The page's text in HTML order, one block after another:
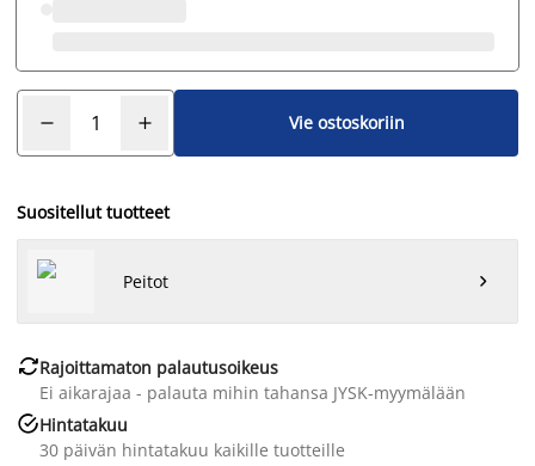
Vie ostoskoriin
Suositellut tuotteet
Peitot 
Rajoittamaton palautusoikeus
Ei aikarajaa - palauta mihin tahansa JYSK-myymälään
Hintatakuu
30 päivän hintatakuu kaikille tuotteille